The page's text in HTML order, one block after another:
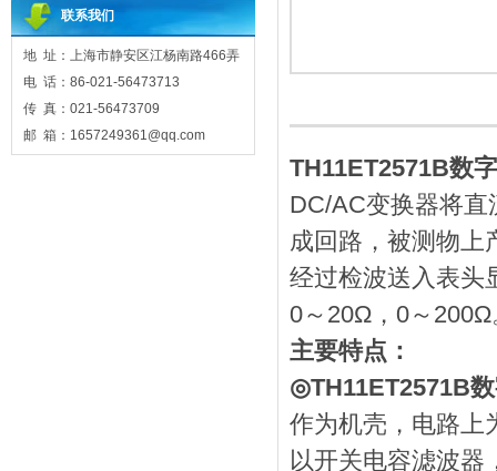
联系我们
地 址：上海市静安区江杨南路466弄
电 话：86-021-56473713
传 真：021-56473709
邮 箱：1657249361@qq.com
TH11ET2571B数
DC/AC变换器将
成回路，被测物上
经过检波送入表头
0～20Ω，0～200Ω
主要特点：
◎TH11ET2571B
作为机壳，电路上
以开关电容滤波器